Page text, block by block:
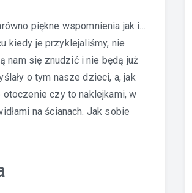
piękne wspomnienia jak i…
kiedy je przyklejaliśmy, nie
nam się znudzić i nie będą już
o tym nasze dzieci, a, jak
otoczenie czy to naklejkami, w
na ścianach. Jak sobie